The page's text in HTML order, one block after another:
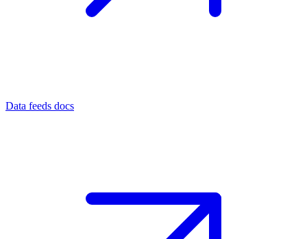
Data feeds docs